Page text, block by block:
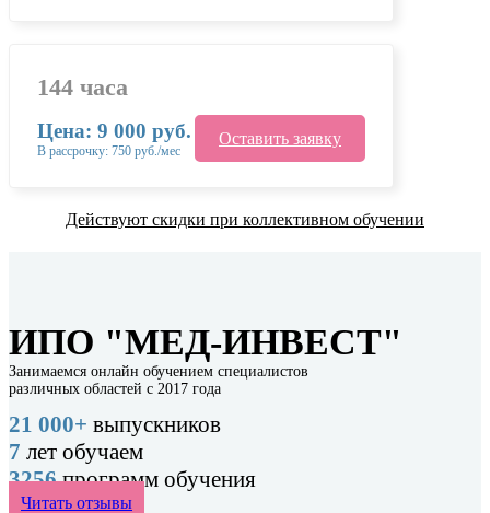
144 часа
Цена: 9 000 руб.
В рассрочку: 750 руб./мес
Оставить заявку
Действуют скидки при коллективном обучении
ИПО "МЕД-ИНВЕСТ"
Занимаемся онлайн обучением специалистов
различных областей с 2017 года
21 000+ выпускников
7 лет обучаем
3256программ обучения
Читать отзывы